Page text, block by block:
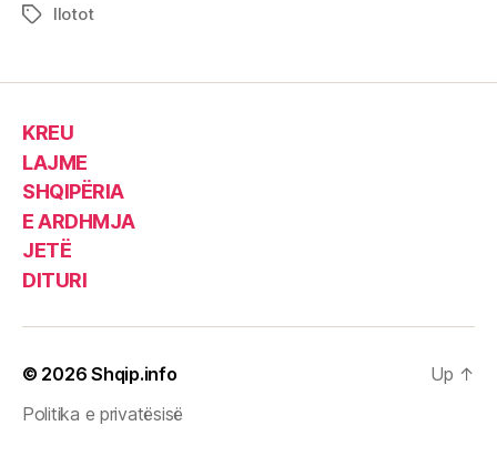
Tagsllotot
KREU
LAJME
SHQIPËRIA
E ARDHMJA
JETË
DITURI
© 2026Shqip.info
Politika e privatësisë
Up ↑